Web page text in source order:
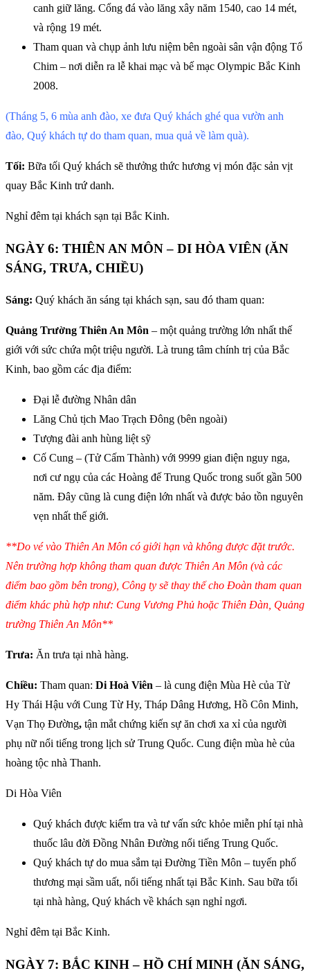
canh giữ lăng. Cổng đá vào lăng xây năm 1540, cao 14 mét,
và rộng 19 mét.
Tham quan và chụp ảnh lưu niệm bên ngoài sân vận động Tổ
Chim – nơi diễn ra lễ khai mạc và bế mạc Olympic Bắc Kinh
2008.
(Tháng 5, 6 mùa anh đào, xe đưa Quý khách ghé qua vườn anh
đào, Quý khách tự do tham quan, mua quả về làm quà).
Tối: Bữa tối Quý khách sẽ thưởng thức hương vị món đặc sản vịt
quay Bắc Kinh trứ danh.
Nghỉ đêm tại khách sạn tại Bắc Kinh.
NGÀY 6: THIÊN AN MÔN – DI HÒA VIÊN (ĂN
SÁNG, TRƯA, CHIỀU)
Sáng: Quý khách ăn sáng tại khách sạn, sau đó tham quan:
Quảng Trường Thiên An Môn – một quảng trường lớn nhất thế
giới với sức chứa một triệu người. Là trung tâm chính trị của Bắc
Kinh, bao gồm các địa điểm:
Đại lễ đường Nhân dân
Lăng Chủ tịch Mao Trạch Đông (bên ngoài)
Tượng đài anh hùng liệt sỹ
Cố Cung – (Tử Cấm Thành) với 9999 gian điện nguy nga,
nơi cư ngụ của các Hoàng đế Trung Quốc trong suốt gần 500
năm. Đây cũng là cung điện lớn nhất và được bảo tồn nguyên
vẹn nhất thế giới.
**Do vé vào Thiên An Môn có giới hạn và không được đặt trước.
Nên trường hợp không tham quan được Thiên An Môn (và các
điểm bao gồm bên trong), Công ty sẽ thay thế cho Đoàn tham quan
điểm khác phù hợp như: Cung Vương Phủ hoặc Thiên Đàn, Quảng
trường Thiên An Môn**
Trưa: Ăn trưa tại nhà hàng.
Chiều: Tham quan: Di Hoà Viên – là cung điện Mùa Hè của Từ
Hy Thái Hậu với Cung Từ Hy, Tháp Dâng Hương, Hồ Côn Minh,
Vạn Thọ Đường, tận mắt chứng kiến sự ăn chơi xa xỉ của người
phụ nữ nổi tiếng trong lịch sử Trung Quốc. Cung điện mùa hè của
hoàng tộc nhà Thanh.
Di Hòa Viên
Quý khách được kiểm tra và tư vấn sức khỏe miễn phí tại nhà
thuốc lâu đời Đồng Nhân Đường nổi tiếng Trung Quốc.
Quý khách tự do mua sắm tại Đường Tiền Môn – tuyến phố
thương mại sầm uất, nổi tiếng nhất tại Bắc Kinh. Sau bữa tối
tại nhà hàng, Quý khách về khách sạn nghỉ ngơi.
Nghỉ đêm tại Bắc Kinh.
NGÀY 7: BẮC KINH – HỒ CHÍ MINH (ĂN SÁNG,